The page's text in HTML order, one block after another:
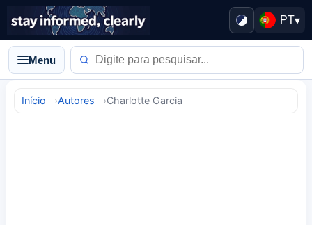
PT▾
Menu
Início Autores Charlotte Garcia